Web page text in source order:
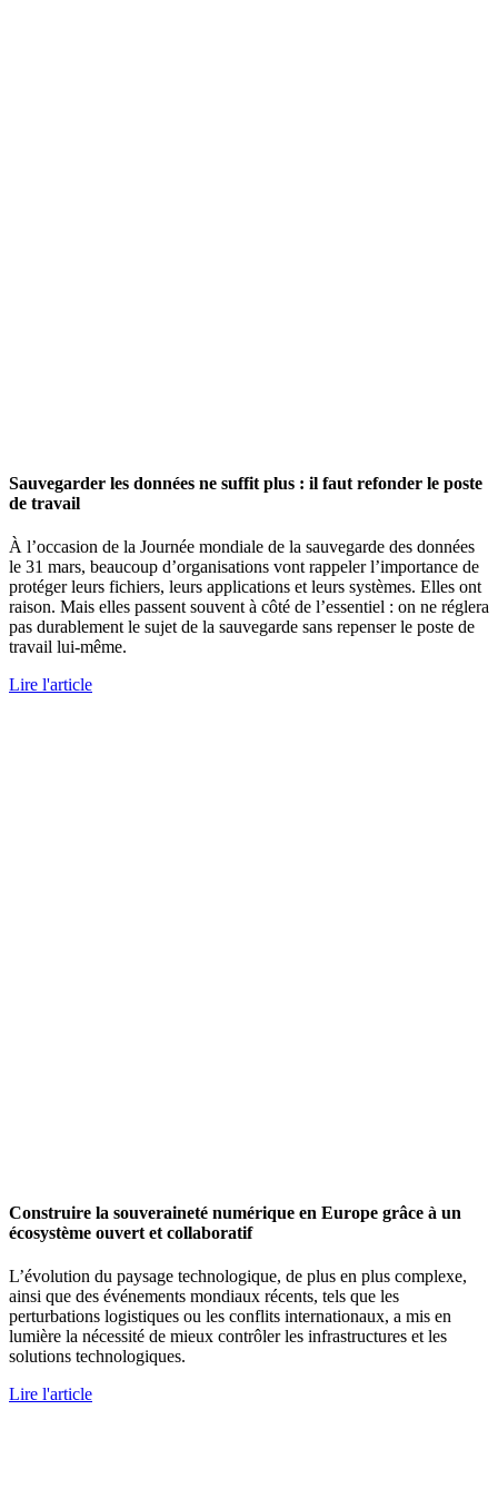
Sauvegarder les données ne suffit plus : il faut refonder le poste
de travail
À l’occasion de la Journée mondiale de la sauvegarde des données
le 31 mars, beaucoup d’organisations vont rappeler l’importance de
protéger leurs fichiers, leurs applications et leurs systèmes. Elles ont
raison. Mais elles passent souvent à côté de l’essentiel : on ne réglera
pas durablement le sujet de la sauvegarde sans repenser le poste de
travail lui-même.
Lire l'article
Construire la souveraineté numérique en Europe grâce à un
écosystème ouvert et collaboratif
L’évolution du paysage technologique, de plus en plus complexe,
ainsi que des événements mondiaux récents, tels que les
perturbations logistiques ou les conflits internationaux, a mis en
lumière la nécessité de mieux contrôler les infrastructures et les
solutions technologiques.
Lire l'article